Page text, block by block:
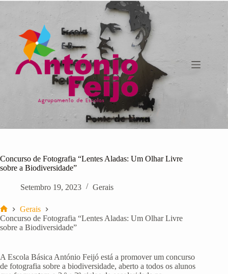
Pular
para
conteúdo
Concurso de Fotografia “Lentes Aladas: Um Olhar Livre
sobre a Biodiversidade”
Setembro 19, 2023 Gerais
Início
Gerais
Concurso de Fotografia “Lentes Aladas: Um Olhar Livre
sobre a Biodiversidade”
A Escola Básica António Feijó está a promover um concurso
de fotografia sobre a biodiversidade, aberto a todos os alunos